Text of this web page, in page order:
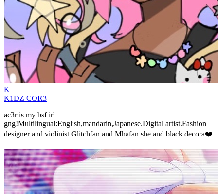
K
K1DZ COR3
ac3r is my bsf irl
gng!Multilingual:English,mandarin,Japanese.Digital artist.Fashion
designer and violinist.Glitchfan and Mhafan.she and black.decora❤️